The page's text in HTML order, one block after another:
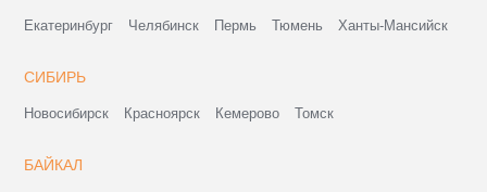
Екатеринбург Челябинск Пермь Тюмень Ханты-Мансийск
СИБИРЬ
Новосибирск Красноярск Кемерово Томск
БАЙКАЛ